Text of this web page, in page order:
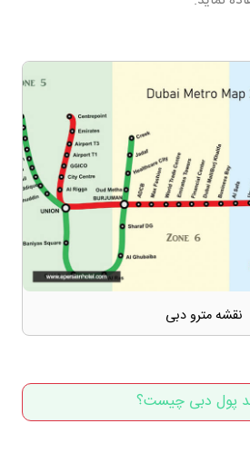
نقشه مترو دبی
پول دبی چیست؟